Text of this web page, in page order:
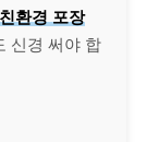
친환경 포장
신경 써야 합